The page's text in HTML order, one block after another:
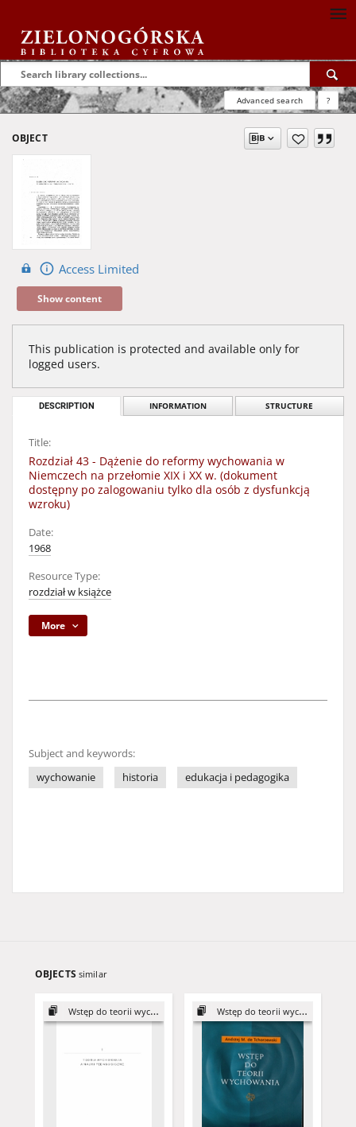
Advanced search ?
OBJECT
Access Limited
Show content
This publication is protected and available only for
logged users.
DESCRIPTION INFORMATION STRUCTURE
Title:
Rozdział 43 - Dążenie do reformy wychowania w
Niemczech na przełomie XIX i XX w. (dokument
dostępny po zalogowaniu tylko dla osób z dysfunkcją
wzroku)
Date:
1968
Resource Type:
rozdział w książce
More
Subject and keywords:
wychowanie
historia edukacja i pedagogika
OBJECTS similar
Wstęp do teorii wychowania Wstęp do teorii wychowania